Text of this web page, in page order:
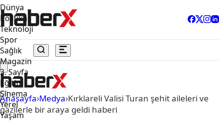
Dünya
Politika
Teknoloji
Spor
Sağlık
Magazin
3. Sayfa
Eğitim
Sinema
Yerel
Yaşam
Anasayfa›Medya›Kırklareli Valisi Turan şehit aileleri ve
gazilerle bir araya geldi haberi